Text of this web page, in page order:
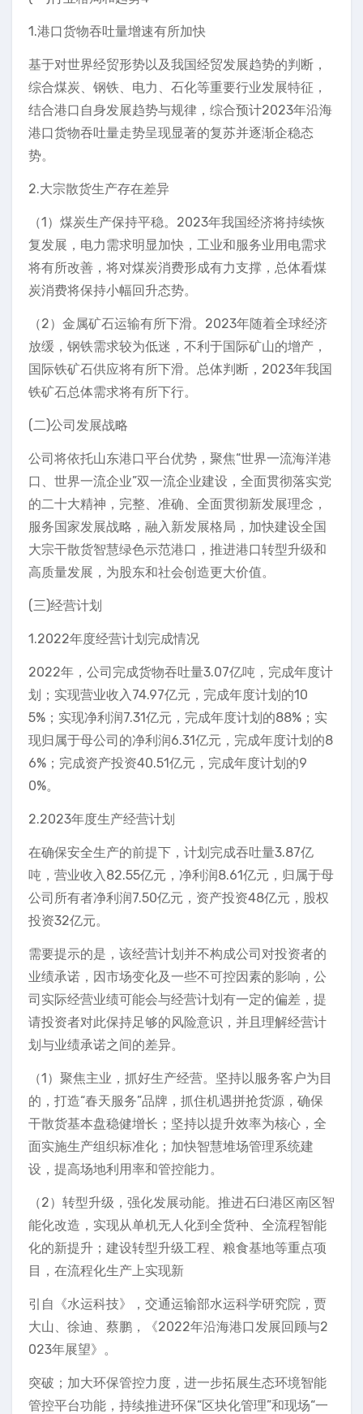
1.港口货物吞吐量增速有所加快
基于对世界经贸形势以及我国经贸发展趋势的判断，
综合煤炭、钢铁、电力、石化等重要行业发展特征，
结合港口自身发展趋势与规律，综合预计2023年沿海
港口货物吞吐量走势呈现显著的复苏并逐渐企稳态
势。
2.大宗散货生产存在差异
（1）煤炭生产保持平稳。2023年我国经济将持续恢
复发展，电力需求明显加快，工业和服务业用电需求
将有所改善，将对煤炭消费形成有力支撑，总体看煤
炭消费将保持小幅回升态势。
（2）金属矿石运输有所下滑。2023年随着全球经济
放缓，钢铁需求较为低迷，不利于国际矿山的增产，
国际铁矿石供应将有所下滑。总体判断，2023年我国
铁矿石总体需求将有所下行。
(二)公司发展战略
公司将依托山东港口平台优势，聚焦“世界一流海洋港
口、世界一流企业”双一流企业建设，全面贯彻落实党
的二十大精神，完整、准确、全面贯彻新发展理念，
服务国家发展战略，融入新发展格局，加快建设全国
大宗干散货智慧绿色示范港口，推进港口转型升级和
高质量发展，为股东和社会创造更大价值。
(三)经营计划
1.2022年度经营计划完成情况
2022年，公司完成货物吞吐量3.07亿吨，完成年度计
划；实现营业收入74.97亿元，完成年度计划的10
5%；实现净利润7.31亿元，完成年度计划的88%；实
现归属于母公司的净利润6.31亿元，完成年度计划的8
6%；完成资产投资40.51亿元，完成年度计划的9
0%。
2.2023年度生产经营计划
在确保安全生产的前提下，计划完成吞吐量3.87亿
吨，营业收入82.55亿元，净利润8.61亿元，归属于母
公司所有者净利润7.50亿元，资产投资48亿元，股权
投资32亿元。
需要提示的是，该经营计划并不构成公司对投资者的
业绩承诺，因市场变化及一些不可控因素的影响，公
司实际经营业绩可能会与经营计划有一定的偏差，提
请投资者对此保持足够的风险意识，并且理解经营计
划与业绩承诺之间的差异。
（1）聚焦主业，抓好生产经营。坚持以服务客户为目
的，打造“春天服务”品牌，抓住机遇拼抢货源，确保
干散货基本盘稳健增长；坚持以提升效率为核心，全
面实施生产组织标准化；加快智慧堆场管理系统建
设，提高场地利用率和管控能力。
（2）转型升级，强化发展动能。推进石臼港区南区智
能化改造，实现从单机无人化到全货种、全流程智能
化的新提升；建设转型升级工程、粮食基地等重点项
目，在流程化生产上实现新
引自《水运科技》，交通运输部水运科学研究院，贾
大山、徐迪、蔡鹏，《2022年沿海港口发展回顾与2
023年展望》。
突破；加大环保管控力度，进一步拓展生态环境智能
管控平台功能，持续推进环保“区块化管理”和现场“一